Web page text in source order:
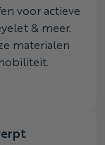
voor actieve
& meer.
materialen